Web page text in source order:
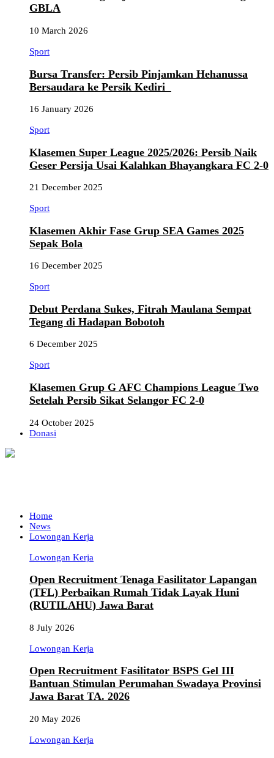
GBLA
10 March 2026
Sport
Bursa Transfer: Persib Pinjamkan Hehanussa
Bersaudara ke Persik Kediri
16 January 2026
Sport
Klasemen Super League 2025/2026: Persib Naik
Geser Persija Usai Kalahkan Bhayangkara FC 2-0
21 December 2025
Sport
Klasemen Akhir Fase Grup SEA Games 2025
Sepak Bola
16 December 2025
Sport
Debut Perdana Sukes, Fitrah Maulana Sempat
Tegang di Hadapan Bobotoh
6 December 2025
Sport
Klasemen Grup G AFC Champions League Two
Setelah Persib Sikat Selangor FC 2-0
24 October 2025
Donasi
Home
News
Lowongan Kerja
Lowongan Kerja
Open Recruitment Tenaga Fasilitator Lapangan
(TFL) Perbaikan Rumah Tidak Layak Huni
(RUTILAHU) Jawa Barat
8 July 2026
Lowongan Kerja
Open Recruitment Fasilitator BSPS Gel III
Bantuan Stimulan Perumahan Swadaya Provinsi
Jawa Barat TA. 2026
20 May 2026
Lowongan Kerja